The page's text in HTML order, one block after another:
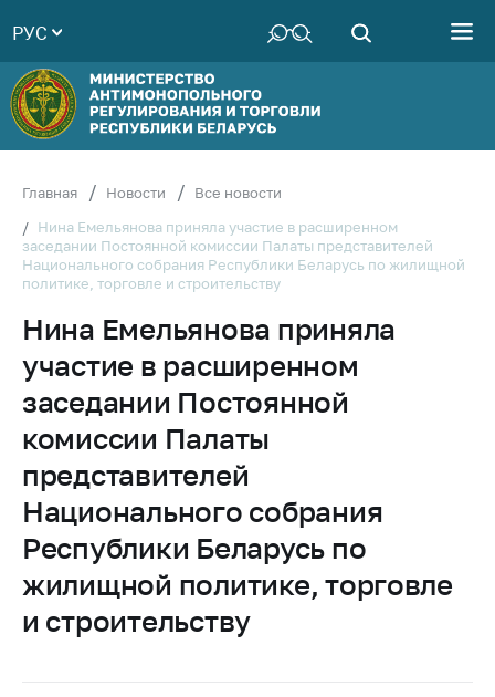
Руководство
Структура
Министерства
Территориальные
Законодательство
Антикоррупционная
деятельность
консультативный
совет
Соискателям
Награждения
Белорусская
универсальная
товарная биржа
Общественная
жизнь
РУС
Главная Новости
Все новости
Нина Емельянова приняла участие в расширенном
заседании Постоянной комиссии Палаты представителей
Национального собрания Республики Беларусь по жилищной
политике, торговле и строительству
Нина Емельянова приняла
участие в расширенном
заседании Постоянной
комиссии Палаты
представителей
Национального собрания
Республики Беларусь по
жилищной политике, торговле
и строительству